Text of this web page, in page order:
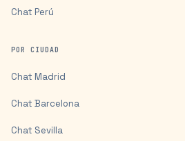
Chat Perú
POR CIUDAD
Chat Madrid
Chat Barcelona
Chat Sevilla